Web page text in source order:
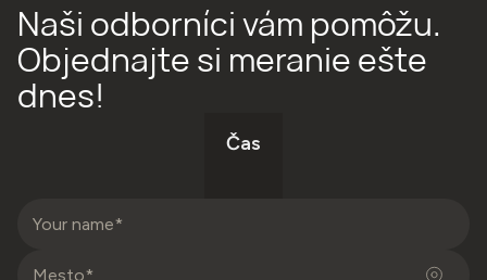
Čas
Naši odborníci vám pomôžu.
Objednajte si meranie ešte
dnes!